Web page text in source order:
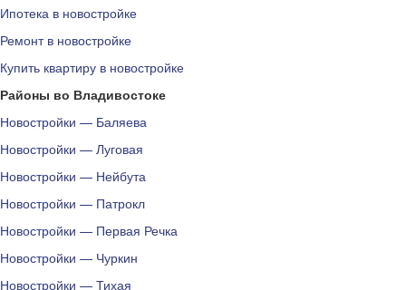
Ипотека в новостройке
Ремонт в новостройке
Купить квартиру в новостройке
Районы во Владивостоке
Новостройки — Баляева
Новостройки — Луговая
Новостройки — Нейбута
Новостройки — Патрокл
Новостройки — Первая Речка
Новостройки — Чуркин
Новостройки — Тихая